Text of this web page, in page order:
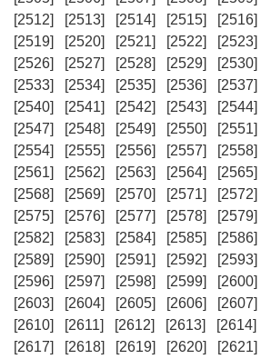
[2512]
[2513] [2514] [2515] [2516]
[2519]
[2520] [2521] [2522] [2523]
[2526]
[2527] [2528] [2529] [2530]
[2533]
[2534] [2535] [2536] [2537]
[2540]
[2541] [2542] [2543] [2544]
[2547]
[2548] [2549] [2550] [2551]
[2554]
[2555] [2556] [2557] [2558]
[2561]
[2562] [2563] [2564] [2565]
[2568]
[2569] [2570] [2571] [2572]
[2575]
[2576] [2577] [2578] [2579]
[2582]
[2583] [2584] [2585] [2586]
[2589]
[2590] [2591] [2592] [2593]
[2596]
[2597] [2598] [2599] [2600]
[2603]
[2604] [2605] [2606] [2607]
[2610]
[2611] [2612] [2613] [2614]
[2617]
[2618] [2619] [2620] [2621]